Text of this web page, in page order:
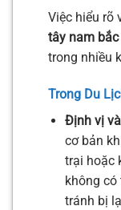
Việc hiểu rõ
tây nam bắc
trong nhiều
Trong Du
Định vị
cơ bản
trại hoặc
không có
tránh bị